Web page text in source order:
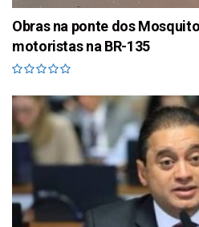
Obras na ponte dos
motoristas na BR-135